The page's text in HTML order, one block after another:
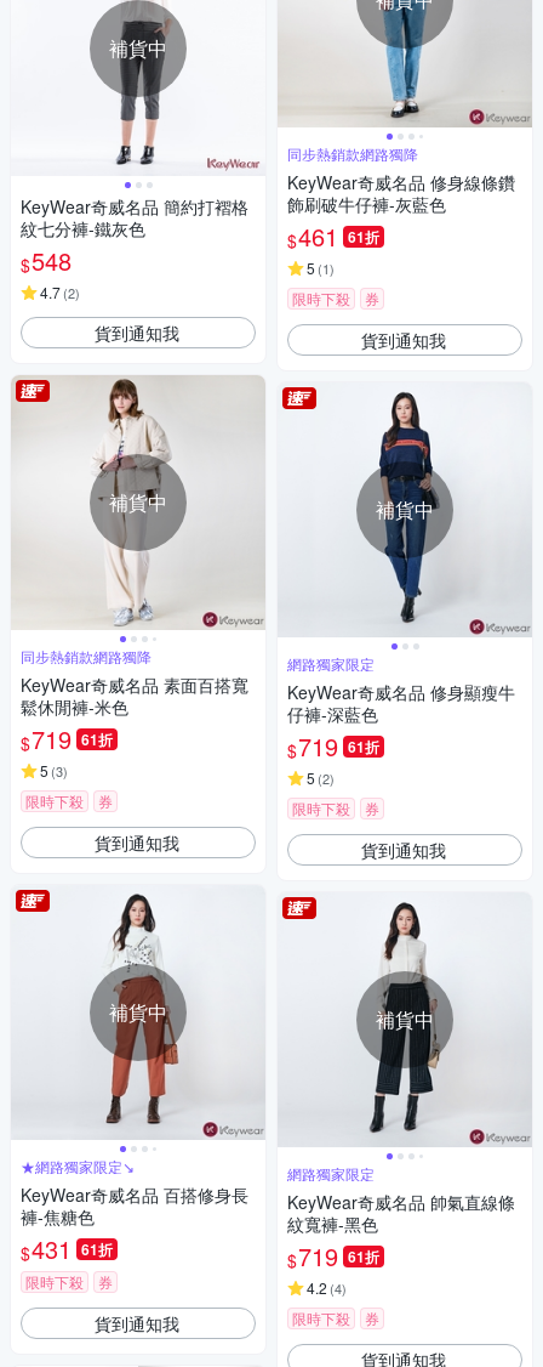
補貨中
KeyWear奇威名品 簡約打褶格
紋七分褲-鐵灰色
$548
4.7(2)
貨到通知我
補貨中
同步熱銷款網路獨降
KeyWear奇威名品 素面百搭寬
鬆休閒褲-米色
$719 61折
5 (3)
限時下殺 券
貨到通知我
補貨中
★網路獨家限定↘
KeyWear奇威名品 百搭修身長
褲-焦糖色
$431 61折
限時下殺 券
貨到通知我
同步熱銷款網路獨降
KeyWear奇威名品 修身線條鑽
飾刷破牛仔褲-灰藍色
$461 61折
5 (1)
限時下殺 券
貨到通知我
補貨中
網路獨家限定
KeyWear奇威名品 修身顯瘦牛
仔褲-深藍色
$719 61折
5 (2)
限時下殺 券
貨到通知我
補貨中
網路獨家限定
KeyWear奇威名品 帥氣直線條
紋寬褲-黑色
$719 61折
4.2 (4)
限時下殺 券
貨到通知我